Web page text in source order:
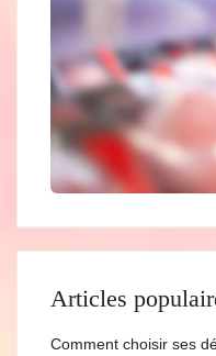
Articles
Comment choisir ses